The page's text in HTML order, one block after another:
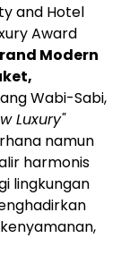
and Hotel
Award
Modern
Wabi-Sabi,
Luxury"
namun
harmonis
lingkungan